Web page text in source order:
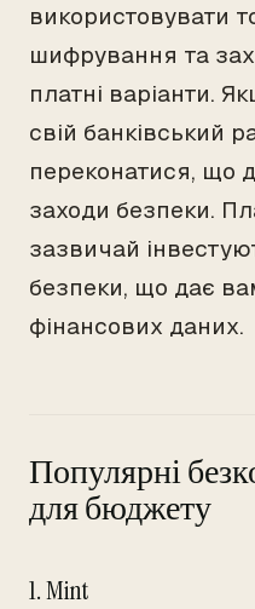
використовувати
шифрування та
платні варіанти.
свій банківський
переконатися, що
заходи безпеки.
зазвичай
безпеки, що дає
фінансових даних.
Популярні
для бюджету
1. Mint